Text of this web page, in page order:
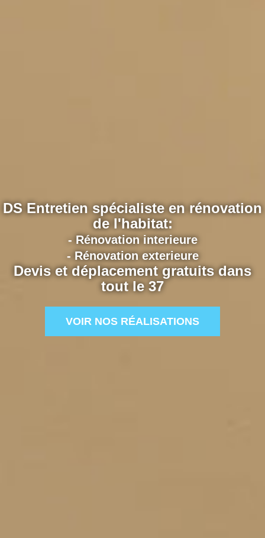
DS Entretien spécialiste en rénovation
de l'habitat:
- Rénovation interieure
- Rénovation exterieure
Devis et déplacement gratuits dans
tout le 37
VOIR NOS RÉALISATIONS